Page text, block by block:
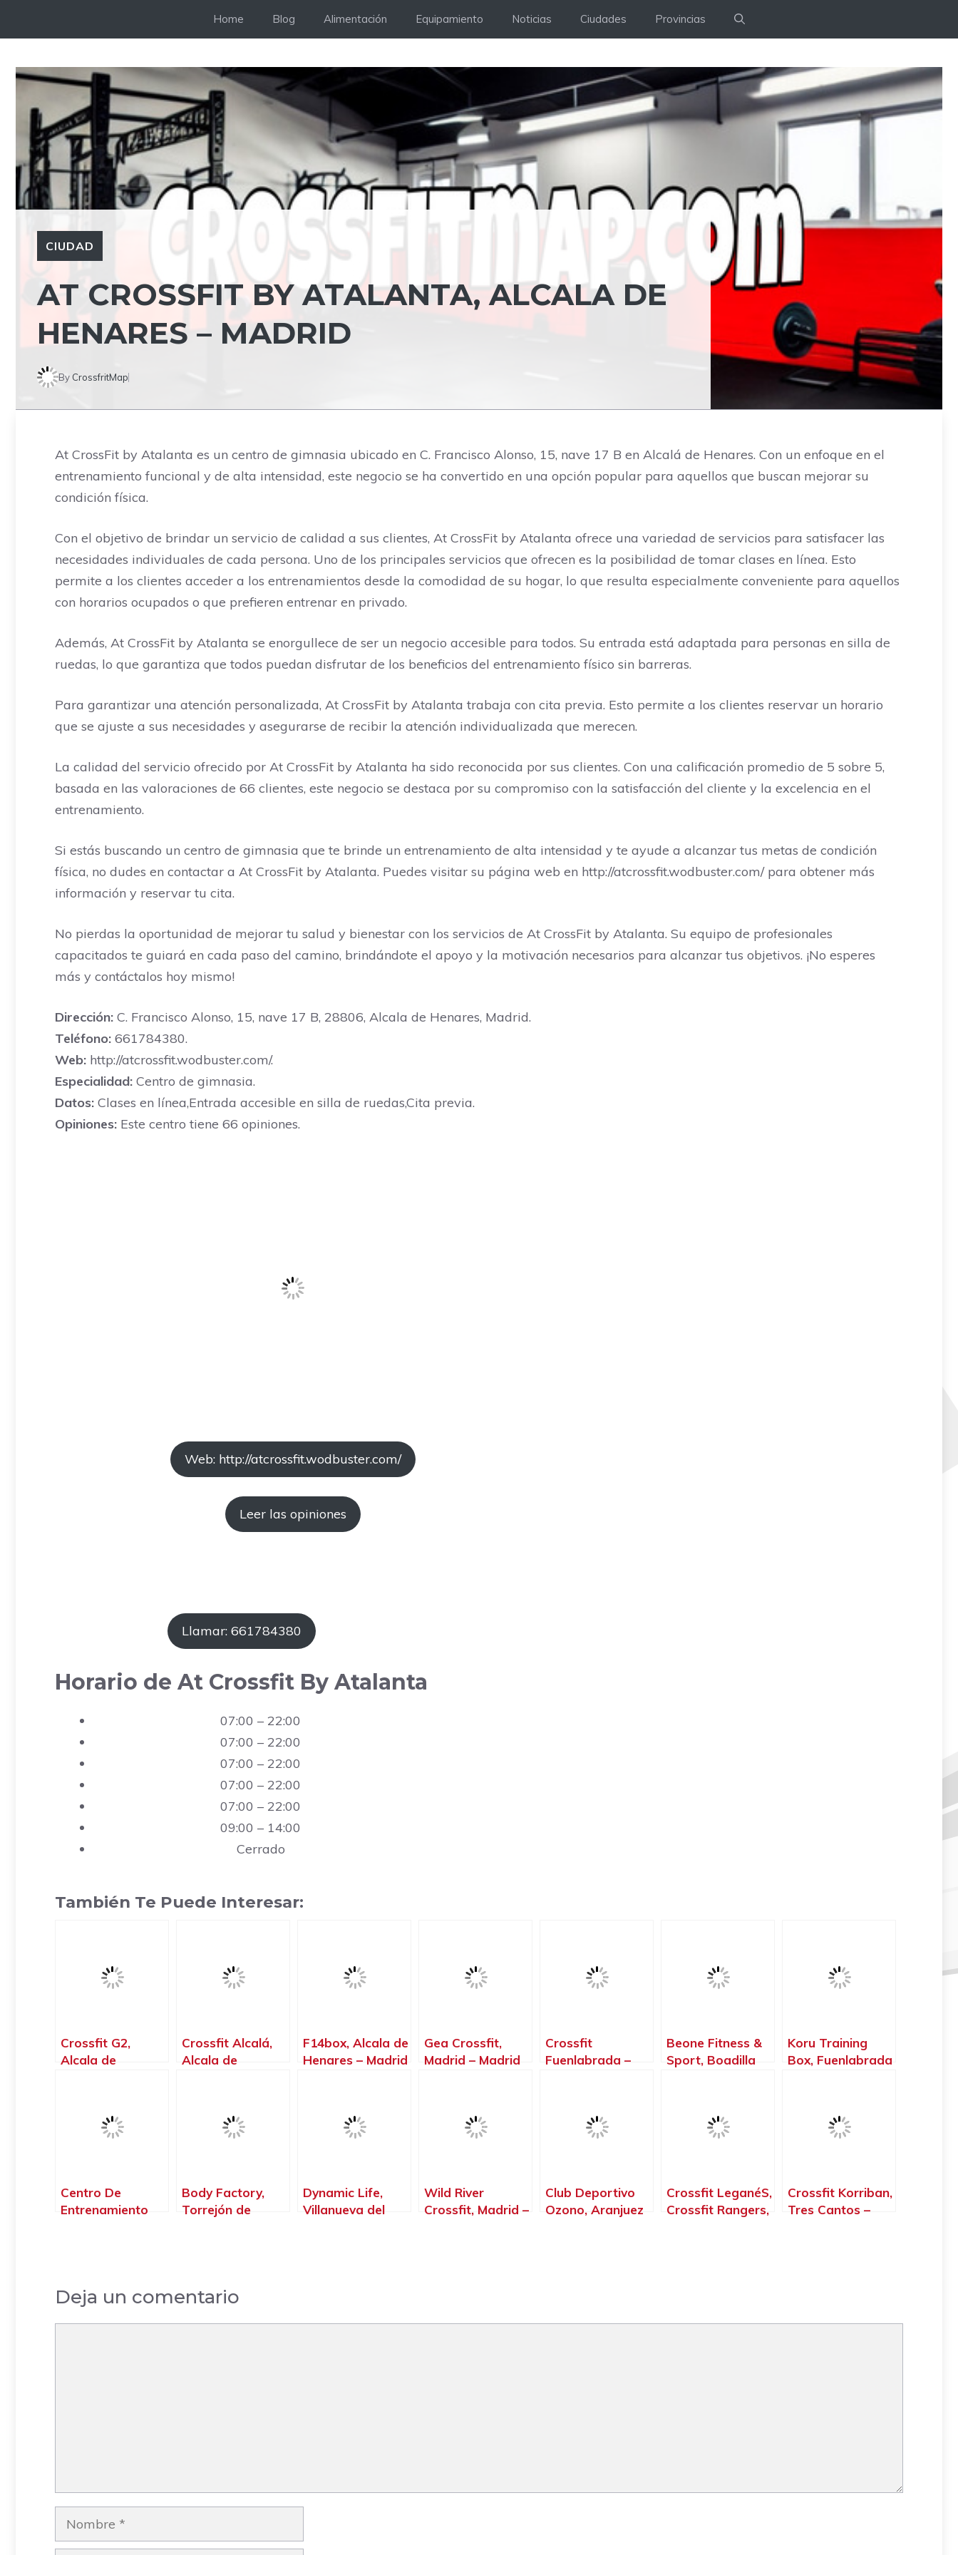
Home Blog Alimentación Equipamiento Noticias Ciudades Provincias
CIUDAD
AT CROSSFIT BY ATALANTA, ALCALA DE
HENARES – MADRID
By CrossfritMap
At CrossFit by Atalanta es un centro de gimnasia ubicado en C. Francisco Alonso, 15, nave 17 B en Alcalá de Henares. Con un enfoque en el
entrenamiento funcional y de alta intensidad, este negocio se ha convertido en una opción popular para aquellos que buscan mejorar su
condición física.
Con el objetivo de brindar un servicio de calidad a sus clientes, At CrossFit by Atalanta ofrece una variedad de servicios para satisfacer las
necesidades individuales de cada persona. Uno de los principales servicios que ofrecen es la posibilidad de tomar clases en línea. Esto
permite a los clientes acceder a los entrenamientos desde la comodidad de su hogar, lo que resulta especialmente conveniente para aquellos
con horarios ocupados o que prefieren entrenar en privado.
Además, At CrossFit by Atalanta se enorgullece de ser un negocio accesible para todos. Su entrada está adaptada para personas en silla de
ruedas, lo que garantiza que todos puedan disfrutar de los beneficios del entrenamiento físico sin barreras.
Para garantizar una atención personalizada, At CrossFit by Atalanta trabaja con cita previa. Esto permite a los clientes reservar un horario
que se ajuste a sus necesidades y asegurarse de recibir la atención individualizada que merecen.
La calidad del servicio ofrecido por At CrossFit by Atalanta ha sido reconocida por sus clientes. Con una calificación promedio de 5 sobre 5,
basada en las valoraciones de 66 clientes, este negocio se destaca por su compromiso con la satisfacción del cliente y la excelencia en el
entrenamiento.
Si estás buscando un centro de gimnasia que te brinde un entrenamiento de alta intensidad y te ayude a alcanzar tus metas de condición
física, no dudes en contactar a At CrossFit by Atalanta. Puedes visitar su página web en http://atcrossfit.wodbuster.com/ para obtener más
información y reservar tu cita.
No pierdas la oportunidad de mejorar tu salud y bienestar con los servicios de At CrossFit by Atalanta. Su equipo de profesionales
capacitados te guiará en cada paso del camino, brindándote el apoyo y la motivación necesarios para alcanzar tus objetivos. ¡No esperes
más y contáctalos hoy mismo!
Dirección: C. Francisco Alonso, 15, nave 17 B, 28806, Alcala de Henares, Madrid.
Teléfono: 661784380.
Web: http://atcrossfit.wodbuster.com/.
Especialidad: Centro de gimnasia.
Datos: Clases en línea,Entrada accesible en silla de ruedas,Cita previa.
Opiniones: Este centro tiene 66 opiniones.
Web: http://atcrossfit.wodbuster.com/
Leer las opiniones
Llamar: 661784380
Horario de At Crossfit By Atalanta
07:00 – 22:00
07:00 – 22:00
07:00 – 22:00
07:00 – 22:00
07:00 – 22:00
09:00 – 14:00
Cerrado
También Te Puede Interesar:
Crossfit G2,
Alcala de
Crossfit Alcalá,
Alcala de
F14box, Alcala de
Henares – Madrid
Gea Crossfit,
Madrid – Madrid
Crossfit
Fuenlabrada –
Fuenlabrada –
Beone Fitness &
Sport, Boadilla
Koru Training
Box, Fuenlabrada
Centro De
Entrenamiento
Body Factory,
Torrejón de
Dynamic Life,
Villanueva del
Wild River
Crossfit, Madrid –
Club Deportivo
Ozono, Aranjuez
Crossfit LeganéS,
Crossfit Rangers,
Crossfit Korriban,
Tres Cantos –
Deja un comentario
Nombre